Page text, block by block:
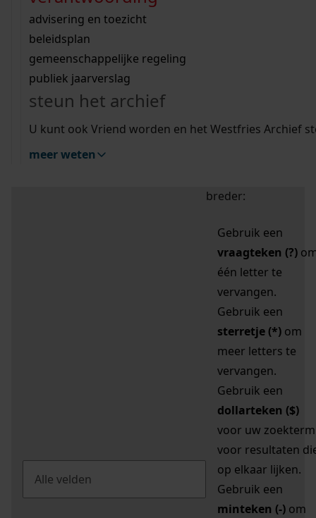
bouwvergunningen
omgevingsvergunningen
vergunningen
beeld en geluid
uitleg nodig?
Wij helpen u op weg met een aantal zoektips.
bekijk alle zoektips
Wij helpen u op weg met een aantal zoektips.
bekijk alle zoektips
bekijk ons geschiedenislokaal
advisering en toezicht
beleidsplan
gemeenschappelijke regeling
publiek jaarverslag
steun het archief
U kunt ook Vriend worden en het Westfries Archief
meer weten
zoektips
Mijn Studiezaal (inloggen)
uw zoekopdracht te
breder:
Gebruik een
vraagteken (?)
één letter te
vervangen.
Gebruik een
sterretje (*) om
meer letters te
vervangen.
Gebruik een
dollarteken ($)
voor uw zoekterm
voor resultaten
op elkaar lijken.
Gebruik een
minteken (-) om